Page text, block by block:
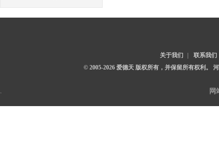
关于我们
联系我们
© 2005-2026 爱德天 版权所有，并保留所有权利。
. 网